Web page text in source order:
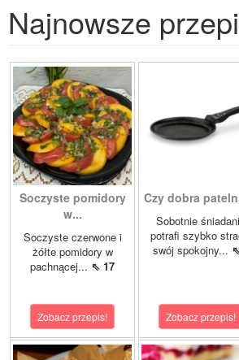
Najnowsze
Soczyste pomidory
w...
Soczyste czerwone i
żółte pomidory w
pachnącej... ⇖ 17
Zobacz przepis!
Czy dobra
Sobotnie
potrafi szybko
swój spokojny...
Zobacz przepis!